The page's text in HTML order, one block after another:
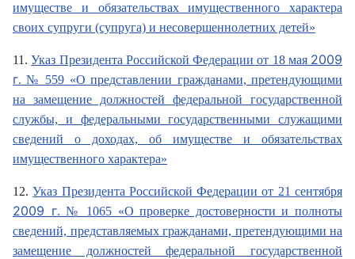
имуществе и обязательствах имущественного характера
своих супруги (супруга) и несовершеннолетних детей»
11.Указ Президента Российской Федерации от 18 мая 2009
г. № 559 «О представлении гражданами, претендующими
на замещение должностей федеральной государственной
службы, и федеральными государственными служащими
сведений о доходах, об имуществе и обязательствах
имущественного характера»
12.Указ Президента Российской Федерации от 21 сентября
2009 г. № 1065 «О проверке достоверности и полноты
сведений, представляемых гражданами, претендующими на
замещение должностей федеральной государственной